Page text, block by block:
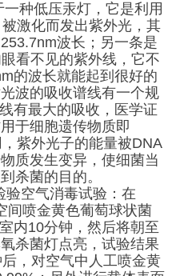
种低压汞灯，它是利用
激化而发出紫外光，其
波长；另一条是
看不见的紫外线，它不
的波长就能起到很好的
波的吸收谱线有一个规
有最大的吸收，医学证
于细胞遗传物质即
紫外光子的能量被DNA
质发生变异，使细菌当
杀菌的目的。
空气消毒试验：在
间喷金黄色葡萄球状菌
内10分钟，然后将朝至
杀菌灯点亮，试验结果
，对空气中人工喷金黄